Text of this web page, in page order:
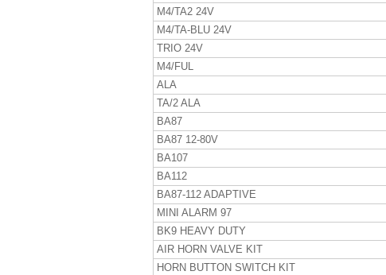
M4/TA2 24V
M4/TA-BLU 24V
TRIO 24V
M4/FUL
ALA
TA/2 ALA
BA87
BA87 12-80V
BA107
BA112
BA87-112 ADAPTIVE
MINI ALARM 97
BK9 HEAVY DUTY
AIR HORN VALVE KIT
HORN BUTTON SWITCH KIT